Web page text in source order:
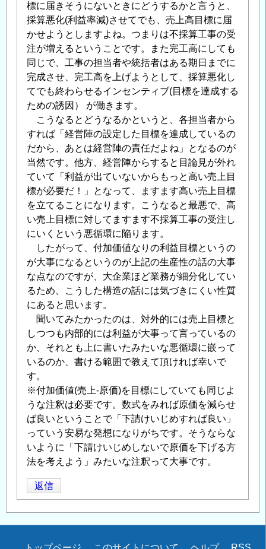
標に届きそうにないときにどうするかと言うと、
採算悪化(利益率減)させてでも、売上高目標に届
かせようとしますよね。つまりは不採算工事の受
注が増えるということです。また完工高にしても
同じで、工事の担当者や統括者はある期日までに
完成させ、完工高を上げようとして、採算悪化し
てでも終わらせるインセンティブ(目標を達成する
ための誘因） が働きます。
こうなるとどうなるかというと、各担当者から
すれば「経営陣の設定した目標を達成しているの
だから、あとは経営陣の責任だよね」となるのが
当然です。他方、経営陣からすると目論見が外れ
ていて「利益が出ていないからもっと高い売上目
標が必要だ！」となって、ますます高い売上目標
を立てることになります。こうなると最悪で、高
い売上目標に対してますます不採算工事の受注し
にいくという悪循環に陥ります。
したがって、付加価値なりの利益目標というの
が大事になるというのが上記の生産性の話の大事
な点なのですが、大企業ほど業務が細分化してい
るため、こうした構造の話には気づきにくい性質
にあると思います。
聞いてみたかったのは、対外的には売上目標と
しつつも内部的には利益が大事って言っているの
か、それとも上に書いたみたいな悪循環に嵌って
いるのか、書ける範囲で教えて頂ければ幸いで
す。
※付加価値(売上-原価)を目標にしていても同じよ
うな注釈は必要です。数式をみれば原価を減らせ
ば良いということで「下請けいじめすれば良い」
っていう安易な発想になりがちです。そうならな
いように「下請けいじめしないで原価を下げる方
法を考えよう」みたいな注釈って大事です。
返信